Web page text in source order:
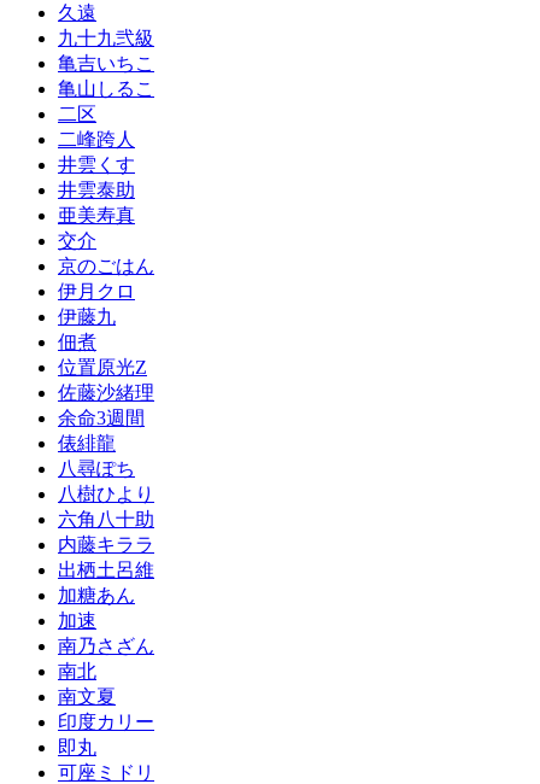
久遠
九十九弐級
亀吉いちこ
亀山しるこ
二区
二峰跨人
井雲くす
井雲泰助
亜美寿真
交介
京のごはん
伊月クロ
伊藤九
佃煮
位置原光Z
佐藤沙緒理
余命3週間
俵緋龍
八尋ぽち
八樹ひより
六角八十助
内藤キララ
出栖土呂維
加糖あん
加速
南乃さざん
南北
南文夏
印度カリー
即丸
可座ミドリ